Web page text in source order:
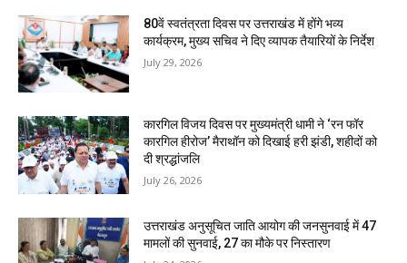
80वें स्वतंत्रता दिवस पर उत्तराखंड में होंगे भव्य
कार्यक्रम, मुख्य सचिव ने दिए व्यापक तैयारियों के निर्देश
July 29, 2026
कारगिल विजय दिवस पर मुख्यमंत्री धामी ने ‘रन फॉर
कारगिल हीरोज’ मैराथॉन को दिखाई हरी झंडी, शहीदों को
दी श्रद्धांजलि
July 26, 2026
उत्तराखंड अनुसूचित जाति आयोग की जनसुनवाई में 47
मामलों की सुनवाई, 27 का मौके पर निस्तारण